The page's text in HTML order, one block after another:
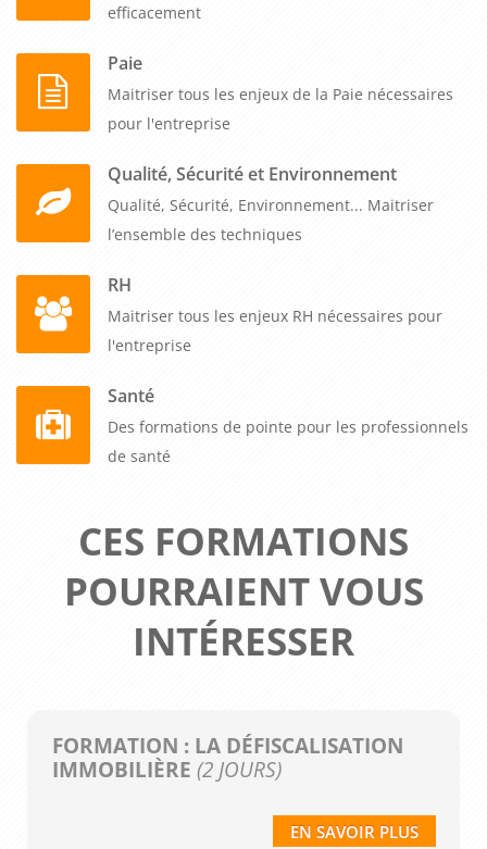
efficacement
Paie
Maitriser tous les enjeux de la Paie nécessaires
pour l'entreprise
Qualité, Sécurité et Environnement
Qualité, Sécurité, Environnement... Maitriser
l’ensemble des techniques
RH
Maitriser tous les enjeux RH nécessaires pour
l'entreprise
Santé
Des formations de pointe pour les professionnels
de santé
CES FORMATIONS
POURRAIENT VOUS
INTÉRESSER
FORMATION : LA DÉFISCALISATION
IMMOBILIÈRE (2 JOURS)
EN SAVOIR PLUS